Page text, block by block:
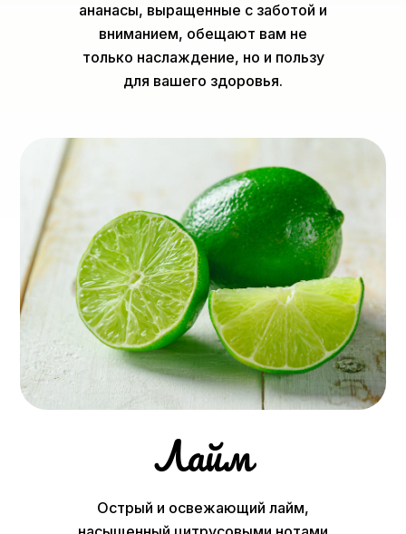
ананасы, выращенные с заботой и
вниманием, обещают вам не
только наслаждение, но и пользу
для вашего здоровья.
Лайм
Острый и освежающий лайм,